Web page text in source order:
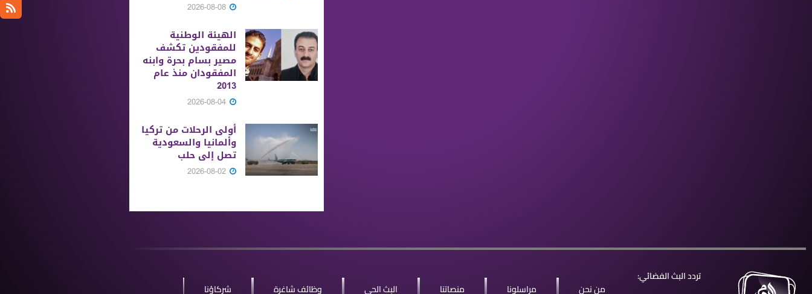
الهيئة الوطنية
للمفقودين تكشف
مصير بسام بحرة وابنه
المفقودان منذ عام
2013
أولى الرحلات من ‏تركيا
وألمانيا والسعودية
تصل إلى حلب
تردد البث الفضائي:
من نحن مراسلونا منصاتنا البث الحي وظائف شاغرة شركاؤنا